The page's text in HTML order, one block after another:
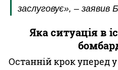
заслуговує», – заявив
Яка ситуація в
Останній крок уперед